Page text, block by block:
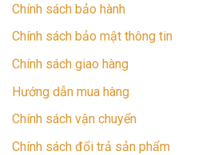
Chính sách bảo hành
Chính sách bảo mật thông tin
Chính sách giao hàng
Hướng dẫn mua hàng
Chính sách vận chuyển
Chính sách đổi trả sản phẩm